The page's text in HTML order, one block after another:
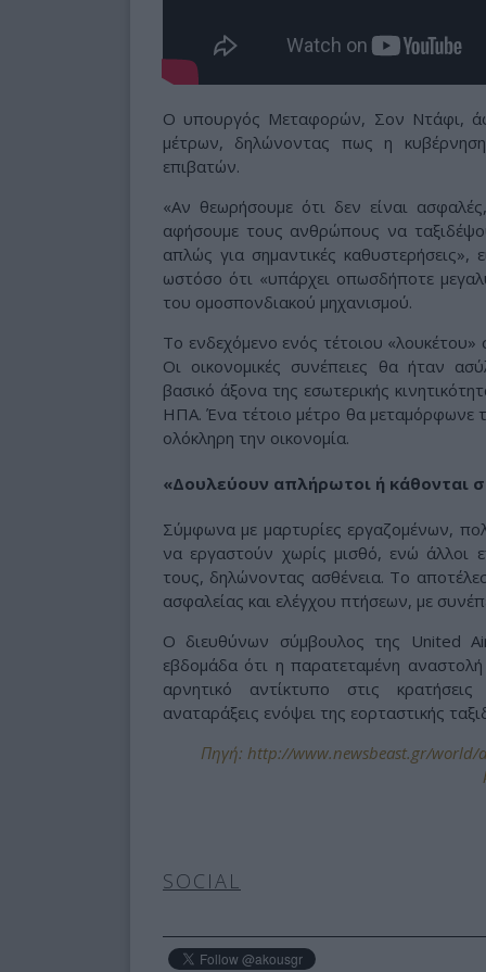
Ο υπουργός Μεταφορών, Σον Ντάφι,
μέτρων, δηλώνοντας πως η
επιβατών.
«Αν θεωρήσουμε ότι δεν είναι
αφήσουμε τους ανθρώπους να
απλώς για σημαντικές καθυστερήσεις»,
ωστόσο ότι «υπάρχει οπωσδήποτε
του ομοσπονδιακού μηχανισμού.
Το ενδεχόμενο ενός τέτοιου «λουκέτου»
Οι οικονομικές συνέπειες θα ήταν
βασικό άξονα της εσωτερικής
ΗΠΑ. Ένα τέτοιο μέτρο θα μεταμόρφωνε
ολόκληρη την οικονομία.
«Δουλεύουν απλήρωτοι ή κάθονται
Σύμφωνα με μαρτυρίες εργαζομένων,
να εργαστούν χωρίς μισθό, ενώ άλλοι
τους, δηλώνοντας ασθένεια. Το
ασφαλείας και ελέγχου πτήσεων, με
Ο διευθύνων σύμβουλος της United
εβδομάδα ότι η παρατεταμένη
αρνητικό αντίκτυπο στις
αναταράξεις ενόψει της εορταστικής
Πηγή: http://www.newsbeast.gr/
SOCIAL